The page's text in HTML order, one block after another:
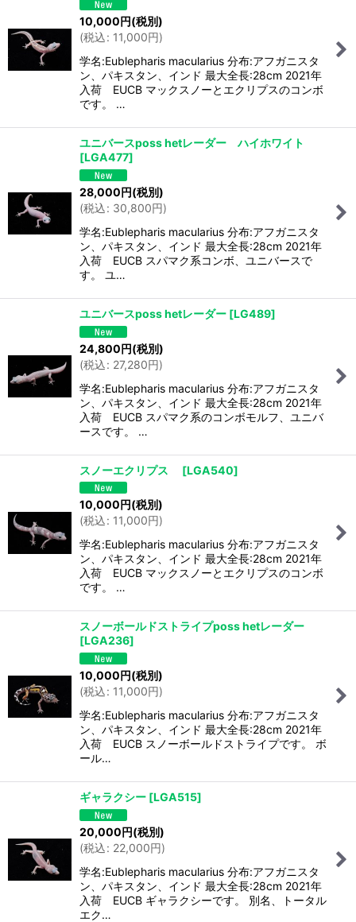
10,000円(税別)
(税込: 11,000円)
学名:Eublepharis macularius 分布:アフガニスタ
ン、パキスタン、インド 最大全長:28cm 2021年
入荷 EUCB マックスノーとエクリプスのコンボ
です。 …
ユニバースposs hetレーダー ハイホワイト
[LGA477]
28,000円(税別)
(税込: 30,800円)
学名:Eublepharis macularius 分布:アフガニスタ
ン、パキスタン、インド 最大全長:28cm 2021年
入荷 EUCB スパマク系コンボ、ユニバースで
す。 ユ…
ユニバースposs hetレーダー [LG489]
24,800円(税別)
(税込: 27,280円)
学名:Eublepharis macularius 分布:アフガニスタ
ン、パキスタン、インド 最大全長:28cm 2021年
入荷 EUCB スパマク系のコンボモルフ、ユニバ
ースです。 …
スノーエクリプス [LGA540]
10,000円(税別)
(税込: 11,000円)
学名:Eublepharis macularius 分布:アフガニスタ
ン、パキスタン、インド 最大全長:28cm 2021年
入荷 EUCB マックスノーとエクリプスのコンボ
です。 …
スノーボールドストライプposs hetレーダー
[LGA236]
10,000円(税別)
(税込: 11,000円)
学名:Eublepharis macularius 分布:アフガニスタ
ン、パキスタン、インド 最大全長:28cm 2021年
入荷 EUCB スノーボールドストライプです。 ボ
ール…
ギャラクシー [LGA515]
20,000円(税別)
(税込: 22,000円)
学名:Eublepharis macularius 分布:アフガニスタ
ン、パキスタン、インド 最大全長:28cm 2021年
入荷 EUCB ギャラクシーです。 別名、トータル
エク…